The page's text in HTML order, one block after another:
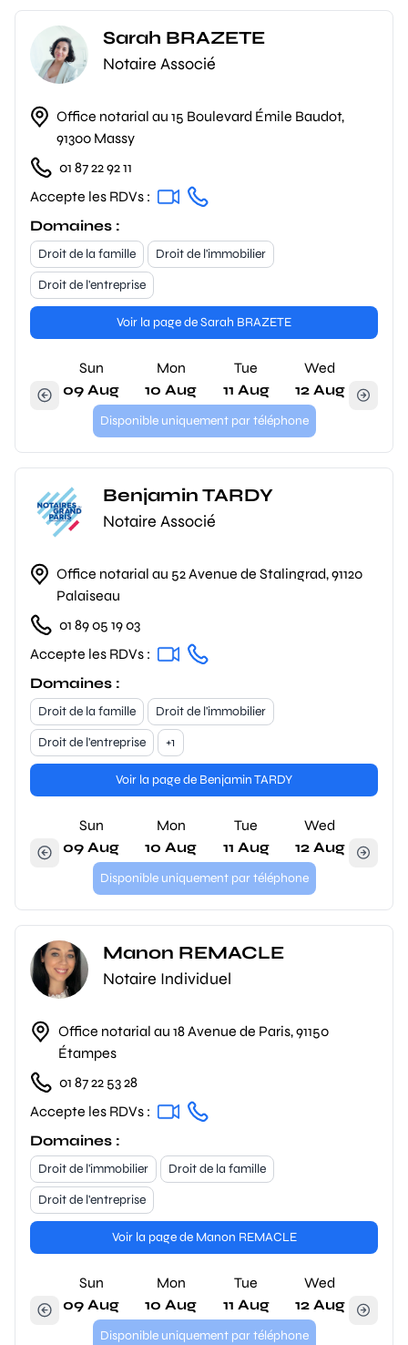
Sarah BRAZETE
Notaire Associé
Office notarial au 15 Boulevard Émile Baudot,
91300 Massy
01 87 22 92 11
Accepte les RDVs :
Domaines :
Droit de la famille
Droit de l'immobilier
Droit de l'entreprise
Voir la page de Sarah BRAZETE
Sun
09 Aug
Mon
10 Aug
Tue
11 Aug
Wed
12 Aug
Disponible uniquement par téléphone
Benjamin TARDY
Notaire Associé
Office notarial au 52 Avenue de Stalingrad, 91120
Palaiseau
01 89 05 19 03
Accepte les RDVs :
Domaines :
Droit de la famille
Droit de l'immobilier
Droit de l'entreprise
+1
Voir la page de Benjamin TARDY
Sun
09 Aug
Mon
10 Aug
Tue
11 Aug
Wed
12 Aug
Disponible uniquement par téléphone
Manon REMACLE
Notaire Individuel
Office notarial au 18 Avenue de Paris, 91150
Étampes
01 87 22 53 28
Accepte les RDVs :
Domaines :
Droit de l'immobilier
Droit de la famille
Droit de l'entreprise
Voir la page de Manon REMACLE
Sun
09 Aug
Mon
10 Aug
Tue
11 Aug
Wed
12 Aug
Disponible uniquement par téléphone